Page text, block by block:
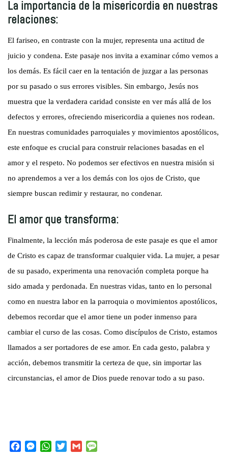
La importancia de la misericordia en nuestras
relaciones:
El fariseo, en contraste con la mujer, representa una actitud de
juicio y condena. Este pasaje nos invita a examinar cómo vemos a
los demás. Es fácil caer en la tentación de juzgar a las personas
por su pasado o sus errores visibles. Sin embargo, Jesús nos
muestra que la verdadera caridad consiste en ver más allá de los
defectos y errores, ofreciendo misericordia a quienes nos rodean.
En nuestras comunidades parroquiales y movimientos apostólicos,
este enfoque es crucial para construir relaciones basadas en el
amor y el respeto. No podemos ser efectivos en nuestra misión si
no aprendemos a ver a los demás con los ojos de Cristo, que
siempre buscan redimir y restaurar, no condenar.
El amor que transforma:
Finalmente, la lección más poderosa de este pasaje es que el amor
de Cristo es capaz de transformar cualquier vida. La mujer, a pesar
de su pasado, experimenta una renovación completa porque ha
sido amada y perdonada. En nuestras vidas, tanto en lo personal
como en nuestra labor en la parroquia o movimientos apostólicos,
debemos recordar que el amor tiene un poder inmenso para
cambiar el curso de las cosas. Como discípulos de Cristo, estamos
llamados a ser portadores de ese amor. En cada gesto, palabra y
acción, debemos transmitir la certeza de que, sin importar las
circunstancias, el amor de Dios puede renovar todo a su paso.
M
W
G